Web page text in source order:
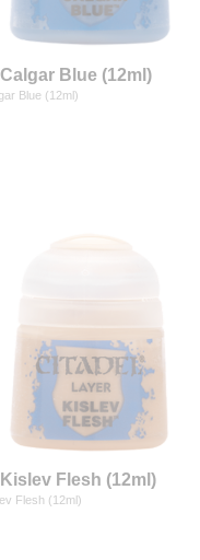
Blue (12ml)
Blue (12ml)
Flesh (12ml)
Flesh (12ml)